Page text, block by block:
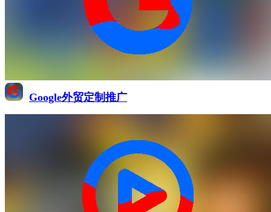
Google外贸定制推广